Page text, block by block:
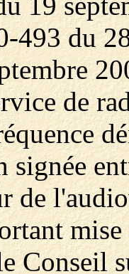
493 du
de
signée
de
Conseil